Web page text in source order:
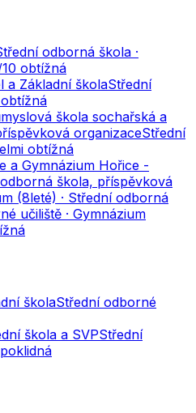
odborná škola ·
obtížná
a Základní školaStřední
obtížná
škola sochařská a
organizaceStřední
obtížná
a Gymnázium Hořice -
škola, příspěvková
(8leté) · Střední odborná
učiliště · Gymnázium
školaStřední odborné
škola a SVPStřední
poklidná